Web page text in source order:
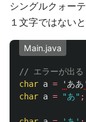
シングルクォー
１文字ではないと
Main.java
// エラーが出る
char a = ' ああ '
char a = "あ" ;